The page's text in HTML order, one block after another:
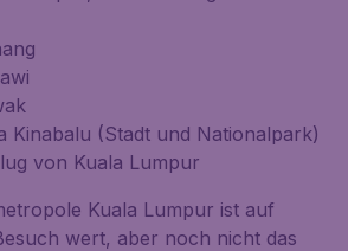
Kinabalu (Stadt und Nationalpark)
von Kuala Lumpur
Kuala Lumpur ist auf
wert, aber noch nicht das